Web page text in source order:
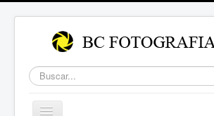
Buscar...
Cambiar